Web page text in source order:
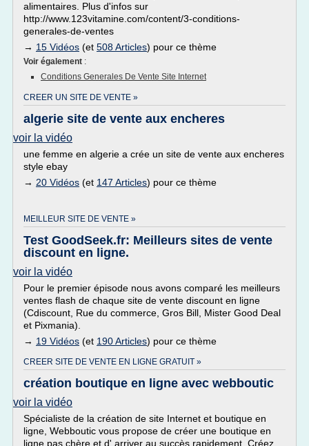
alimentaires. Plus d'infos sur
http://www.123vitamine.com/content/3-conditions-
generales-de-ventes
→ 15 Vidéos (et 508 Articles) pour ce thème
Voir également :
Conditions Generales De Vente Site Internet
CREER UN SITE DE VENTE »
algerie site de vente aux encheres
voir la vidéo
une femme en algerie a crée un site de vente aux encheres
style ebay
→ 20 Vidéos (et 147 Articles) pour ce thème
MEILLEUR SITE DE VENTE »
Test GoodSeek.fr: Meilleurs sites de vente
discount en ligne.
voir la vidéo
Pour le premier épisode nous avons comparé les meilleurs
ventes flash de chaque site de vente discount en ligne
(Cdiscount, Rue du commerce, Gros Bill, Mister Good Deal
et Pixmania).
→ 19 Vidéos (et 190 Articles) pour ce thème
CREER SITE DE VENTE EN LIGNE GRATUIT »
création boutique en ligne avec webboutic
voir la vidéo
Spécialiste de la création de site Internet et boutique en
ligne, Webboutic vous propose de créer une boutique en
ligne pas chère et d' arriver au succès rapidement. Créez